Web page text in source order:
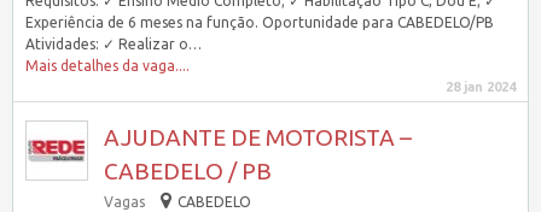
Experiência de 6 meses na função. Oportunidade para CABEDELO/PB
Atividades: ✓ Realizar o…
Mais detalhes da vaga....
28 jan 2024
AJUDANTE DE MOTORISTA –
CABEDELO / PB
Vagas CABEDELO